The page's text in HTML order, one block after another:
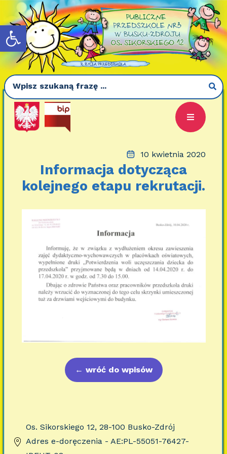
Otwórz pasek narzędzi
10 kwietnia 2020
Informacja dotycząca
kolejnego etapu rekrutacji.
← wróć do wpisów
Os. Sikorskiego 12, 28-100 Busko-Zdrój
Adres e-doręczenia - AE:PL-55051-76427-